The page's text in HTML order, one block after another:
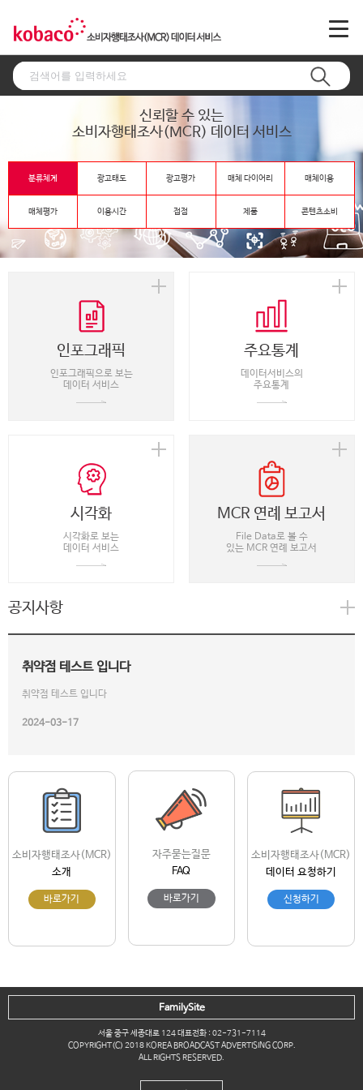
신뢰할 수 있는
소비자행태조사(MCR) 데이터 서비스
분류체계 광고태도 광고평가 매체 다이어리 매체이용
매체평가 이용시간 접점 제품 콘텐츠소비
인포그래픽
인포그래픽으로 보는
데이터 서비스
주요통계
데이터서비스의
주요통계
시각화
시각화로 보는
데이터 서비스
MCR 연례 보고서
File Data로 볼 수
있는 MCR 연례 보고서
공지사항
취약점 테스트 입니다
취약점 테스트 입니다
2024-03-17
소비자행태조사(MCR)
소개
바로가기
자주묻는질문
FAQ
바로가기
소비자행태조사(MCR)
데이터 요청하기
신청하기
서울 중구 세종대로 124 대표전화 : 02-731-7114
COPYRIGHT(C) 2018 KOREA BROADCAST ADVERTISING CORP.
ALL RIGHTS RESERVED.
FamilySite